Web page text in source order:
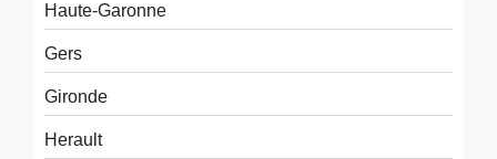
Haute-Garonne
Gers
Gironde
Herault